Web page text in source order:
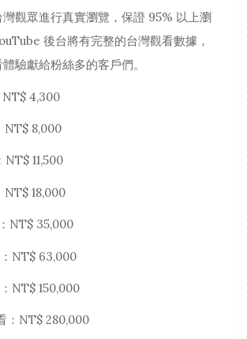
觀眾進行真實瀏覽，保證 95% 以上瀏
後台將有完整的台灣觀看數據，
驗獻給粉絲多的客戶們。
NT$ 4,300
NT$ 8,000
11,500
NT$ 18,000
NT$ 35,000
NT$ 63,000
NT$ 150,000
：NT$ 280,000